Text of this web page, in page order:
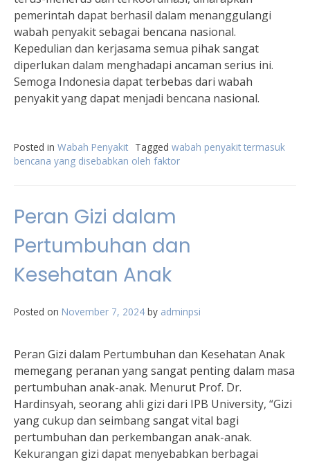
pemerintah dapat berhasil dalam menanggulangi
wabah penyakit sebagai bencana nasional.
Kepedulian dan kerjasama semua pihak sangat
diperlukan dalam menghadapi ancaman serius ini.
Semoga Indonesia dapat terbebas dari wabah
penyakit yang dapat menjadi bencana nasional.
Posted in Wabah Penyakit Tagged wabah penyakit termasuk
bencana yang disebabkan oleh faktor
Peran Gizi dalam
Pertumbuhan dan
Kesehatan Anak
Posted on November 7, 2024 by adminpsi
Peran Gizi dalam Pertumbuhan dan Kesehatan Anak
memegang peranan yang sangat penting dalam masa
pertumbuhan anak-anak. Menurut Prof. Dr.
Hardinsyah, seorang ahli gizi dari IPB University, “Gizi
yang cukup dan seimbang sangat vital bagi
pertumbuhan dan perkembangan anak-anak.
Kekurangan gizi dapat menyebabkan berbagai